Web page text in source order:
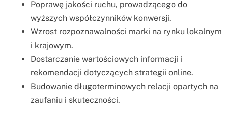
Poprawę jakości ruchu, prowadzącego do
wyższych współczynników konwersji.
Wzrost rozpoznawalności marki na rynku lokalnym
i krajowym.
Dostarczanie wartościowych informacji i
rekomendacji dotyczących strategii online.
Budowanie długoterminowych relacji opartych na
zaufaniu i skuteczności.